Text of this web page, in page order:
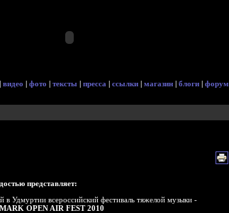
| видео | фото | тексты | пресса | ссылки | магазин | блоги | форум
представляет:
в Удмуртии всероссийский фестиваль тяжелой музыки -
OPEN AIR FEST 2010